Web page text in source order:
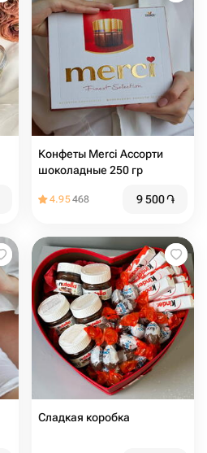
Конфеты Merci Ассорти
шоколадные 250 гр
4.95468 9 500֏
Сладкая коробка